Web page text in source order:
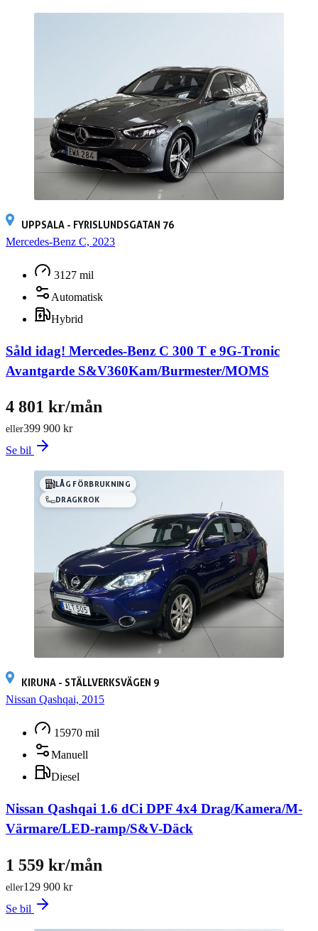
UPPSALA - FYRISLUNDSGATAN 76
Mercedes-Benz C, 2023
3127 mil
Automatisk
Hybrid
Såld idag! Mercedes-Benz C 300 T e 9G-Tronic
Avantgarde S&V360Kam/Burmester/MOMS
399 900 kr
eller
4 801 kr/mån
Se bil
LÅG FÖRBRUKNING
DRAGKROK
KIRUNA - STÄLLVERKSVÄGEN 9
Nissan Qashqai, 2015
15970 mil
Manuell
Diesel
Nissan Qashqai 1.6 dCi DPF 4x4 Drag/Kamera/M-
Värmare/LED-ramp/S&V-Däck
129 900 kr
eller
1 559 kr/mån
Se bil